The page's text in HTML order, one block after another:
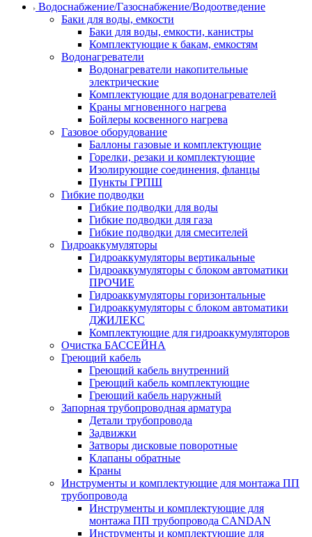
Водоснабжение/Газоснабжение/Водоотведение
Баки для воды, емкости
Баки для воды, емкости, канистры
Комплектующие к бакам, емкостям
Водонагреватели
Водонагреватели накопительные
электрические
Комплектующие для водонагревателей
Краны мгновенного нагрева
Бойлеры косвенного нагрева
Газовое оборудование
Баллоны газовые и комплектующие
Горелки, резаки и комплектующие
Изолирующие соединения, фланцы
Пункты ГРПШ
Гибкие подводки
Гибкие подводки для воды
Гибкие подводки для газа
Гибкие подводки для смесителей
Гидроаккумуляторы
Гидроаккумуляторы вертикальные
Гидроаккумуляторы с блоком автоматики
ПРОЧИЕ
Гидроаккумуляторы горизонтальные
Гидроаккумуляторы с блоком автоматики
ДЖИЛЕКС
Комплектующие для гидроаккумуляторов
Очистка БАССЕЙНА
Греющий кабель
Греющий кабель внутренний
Греющий кабель комплектующие
Греющий кабель наружный
Запорная трубопроводная арматура
Детали трубопровода
Задвижки
Затворы дисковые поворотные
Клапаны обратные
Краны
Инструменты и комплектующие для монтажа ПП
трубопровода
Инструменты и комплектующие для
монтажа ПП трубопровода CANDAN
Инструменты и комплектующие для